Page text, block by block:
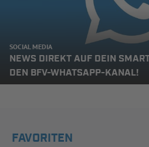
SOCIAL MEDIA
NEWS DIREKT AUF DEIN
DEN BFV-WHATSAPP-KANAL!
FAVORITEN